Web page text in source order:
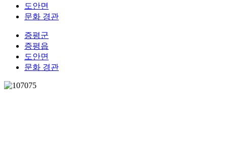
도안면
문화 경관
증평군
증평읍
도안면
문화 경관